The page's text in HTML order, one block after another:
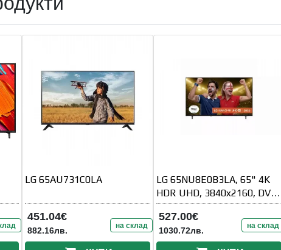
LG 65AU731C0LA
451.04€
882.16лв. на склад
LG 65NU8E0B3LA, 65" 4K
HDR UHD, 3840x2160, DVB-
T2/C/S2, AI Alpha 7, HDR 10
527.00€
1030.72лв. на склад